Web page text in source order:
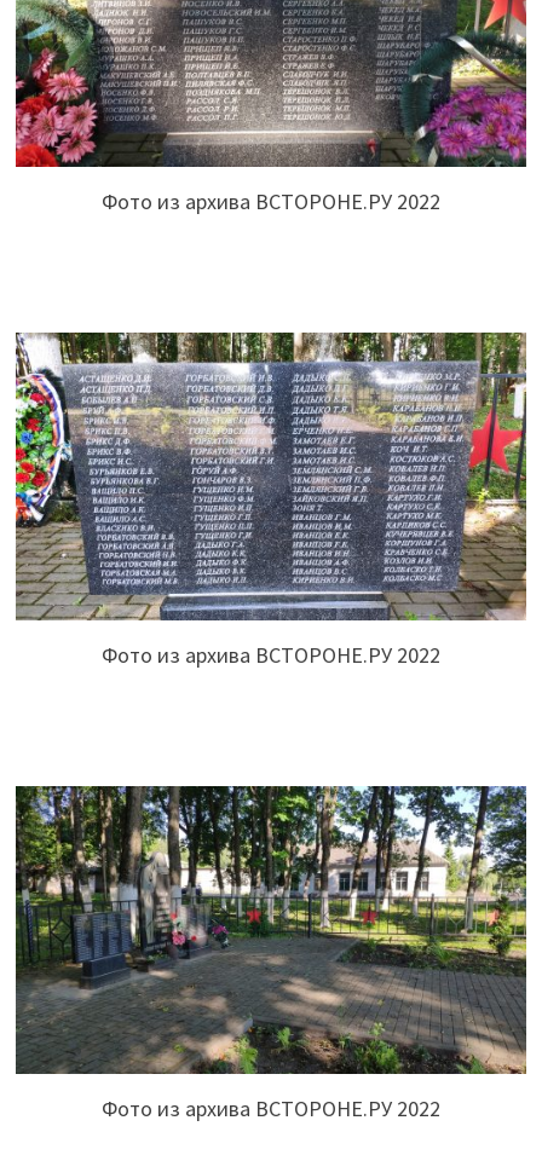
Фото из архива ВСТОРОНЕ.РУ 2022
Фото из архива ВСТОРОНЕ.РУ 2022
Фото из архива ВСТОРОНЕ.РУ 2022